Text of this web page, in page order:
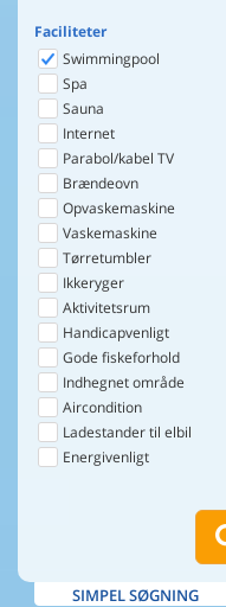
Faciliteter
Swimmingpool
Spa
Sauna
Internet
Parabol/kabel TV
Brændeovn
Opvaskemaskine
Vaskemaskine
Tørretumbler
Ikkeryger
Aktivitetsrum
Handicapvenligt
Gode fiskeforhold
Indhegnet område
Aircondition
Ladestander til elbil
Energivenligt
SIMPEL SØGNING